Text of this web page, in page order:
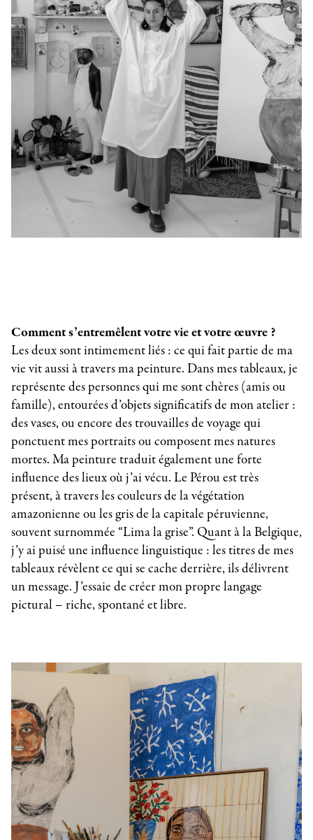
Comment s’entremêlent votre vie et votre œuvre ?
Les deux sont intimement liés : ce qui fait partie de ma
vie vit aussi à travers ma peinture. Dans mes tableaux, je
représente des personnes qui me sont chères (amis ou
famille), entourées d’objets significatifs de mon atelier :
des vases, ou encore des trouvailles de voyage qui
ponctuent mes portraits ou composent mes natures
mortes. Ma peinture traduit également une forte
influence des lieux où j’ai vécu. Le Pérou est très
présent, à travers les couleurs de la végétation
amazonienne ou les gris de la capitale péruvienne,
souvent surnommée “Lima la grise”. Quant à la Belgique,
j’y ai puisé une influence linguistique : les titres de mes
tableaux révèlent ce qui se cache derrière, ils délivrent
un message. J’essaie de créer mon propre langage
pictural – riche, spontané et libre.